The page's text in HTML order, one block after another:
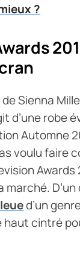
?
Sienna
d’une robe
Automne
voulu faire
Awards
marché.
d’un
haut cintré